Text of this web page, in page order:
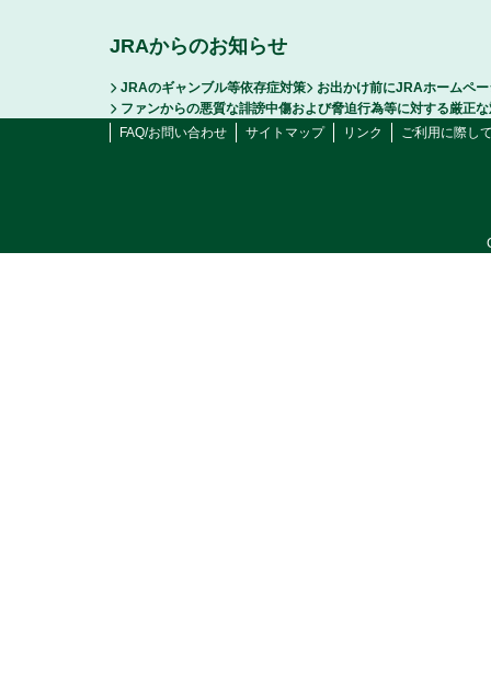
JRAからのお知らせ
JRAのギャンブル等依存症対策
お出かけ前にJRAホームペ
ファンからの悪質な誹謗中傷および脅迫行為等に対する厳正
FAQ/お問い合わせ
サイトマップ リンク ご利用に際し